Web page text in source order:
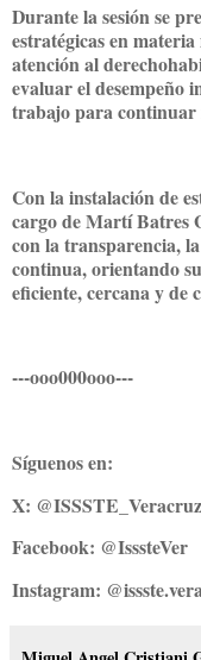
Durante la sesión se
estratégicas en
atención al
evaluar el desempeño
trabajo para continuar
Con la instalación de
cargo de Martí Batres
con la transparencia,
continua, orientando
eficiente, cercana y de
---ooo000ooo---
Síguenos en:
X: @ISSSTE_Veracruz
Facebook: @IsssteVer
Instagram: